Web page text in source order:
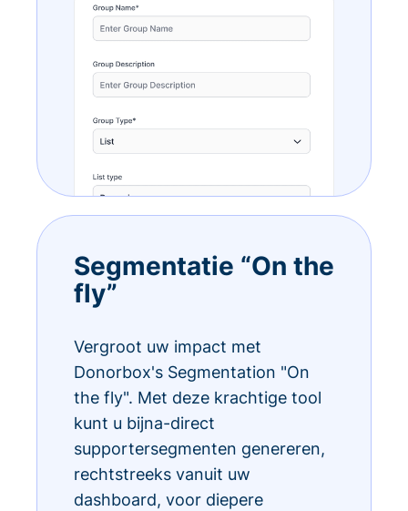
Segmentatie “On the
fly”
Vergroot uw impact met
Donorbox's Segmentation "On
the fly". Met deze krachtige tool
kunt u bijna-direct
supportersegmenten genereren,
rechtstreeks vanuit uw
dashboard, voor diepere